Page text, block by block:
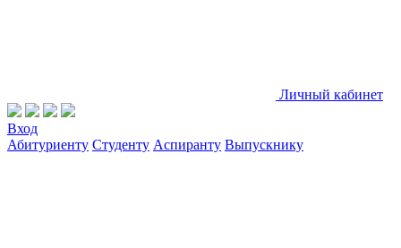
Личный кабинет
Вход
Абитуриенту Студенту Аспиранту Выпускнику